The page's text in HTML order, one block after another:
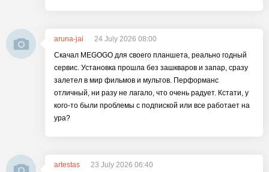
aruna-jai
24 July 2026 08:00
Скачал MEGOGO для своего планшета, реально годный
сервис. Установка прошла без зашкваров и запар, сразу
залетел в мир фильмов и мультов. Перформанс
отличный, ни разу не лагало, что очень радует. Кстати, у
кого-то были проблемы с подпиской или все работает на
ура?
artestas
23 July 2026 06:40